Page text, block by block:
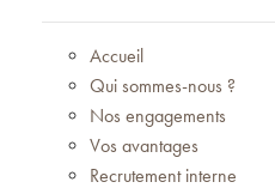
Accueil
Qui sommes-nous ?
Nos engagements
Vos avantages
Recrutement interne